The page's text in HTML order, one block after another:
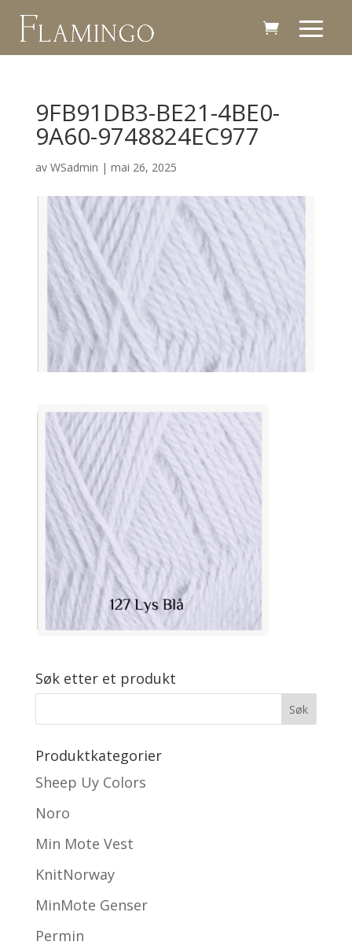
9FB91DB3-BE21-4BE0-
9A60-9748824EC977
av WSadmin | mai 26, 2025
Søk etter et produkt
Produktkategorier
Sheep Uy Colors
Noro
Min Mote Vest
KnitNorway
MinMote Genser
Permin